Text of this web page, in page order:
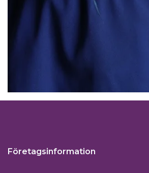
Företagsinformation